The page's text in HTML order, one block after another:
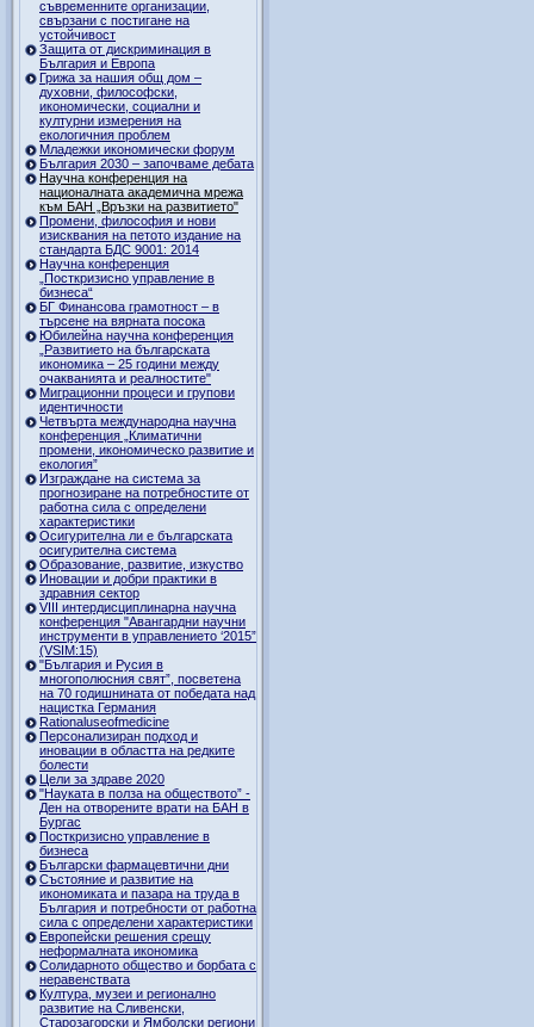
съвременните организации,
свързани с постигане на
устойчивост
Защита от дискриминация в
България и Европа
Грижа за нашия общ дом –
духовни, философски,
икономически, социални и
културни измерения на
екологичния проблем
Младежки икономически форум
България 2030 – започваме дебата
Научна конференция на
националната академична мрежа
към БАН „Връзки на развитието"
Промени, философия и нови
изисквания на петото издание на
стандарта БДС 9001: 2014
Научна конференция
„Посткризисно управление в
бизнеса“
БГ Финансова грамотност – в
търсене на вярната посока
Юбилейна научна конференция
„Развитието на българската
икономика – 25 години между
очакванията и реалностите"
Миграционни процеси и групови
идентичности
Четвърта международна научна
конференция „Климатични
промени, икономическо развитие и
екология”
Изграждане на система за
прогнозиране на потребностите от
работна сила с определени
характеристики
Осигурителна ли е българската
осигурителна система
Образование, развитие, изкуство
Иновации и добри практики в
здравния сектор
VIII интердисциплинарна научна
конференция "Авангардни научни
инструменти в управлението ‘2015”
(VSIM:15)
"България и Русия в
многополюсния свят”, посветена
на 70 годишнината от победата над
нацистка Германия
Rationaluseofmedicine
Персонализиран подход и
иновации в областта на редките
болести
Цели за здраве 2020
"Науката в полза на обществото” -
Ден на отворените врати на БАН в
Бургас
Посткризисно управление в
бизнеса
Български фармацевтични дни
Състояние и развитие на
икономиката и пазара на труда в
България и потребности от работна
сила с определени характеристики
Европейски решения срещу
неформалната икономика
Солидарното общество и борбата с
неравенствата
Култура, музеи и регионално
развитие на Сливенски,
Старозагорски и Ямболски региони